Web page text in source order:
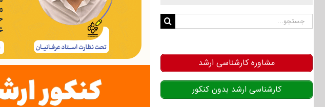
جستجو
مشاوره کارشناسی ارشد
کارشناسی ارشد بدون کنکور